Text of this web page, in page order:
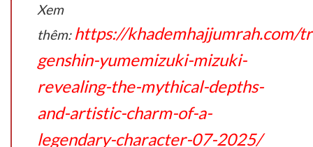
Xem
thêm: https://khademhajjumrah.com/
genshin-yumemizuki-mizuki-
revealing-the-mythical-depths-
and-artistic-charm-of-a-
legendary-character-07-2025/